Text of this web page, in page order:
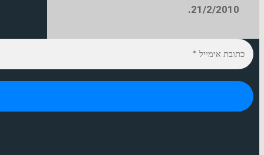
21/2/2010.